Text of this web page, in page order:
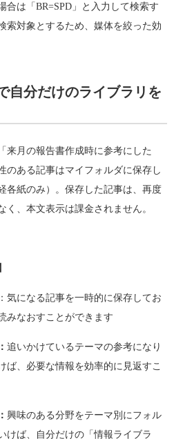
合は「BR=SPD」と入力して検索す
索対象とするため、媒体を絞った効
自分だけのライブラリを
来月の報告書作成時に参考にした
のある記事はマイフォルダに保存し
各紙のみ）。保存した記事は、再度
、本文表示は課金されません。
：気になる記事を一時的に保存してお
みなおすことができます
追いかけているテーマの参考になり
ば、必要な情報を効率的に見返すこ
興味のある分野をテーマ別にフォル
けば、自分だけの「情報ライブラ